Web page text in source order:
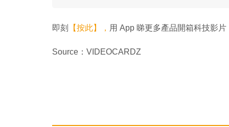
即刻 【按此】， 用 App 睇更多產品開箱科技影片
Source：VIDEOCARDZ